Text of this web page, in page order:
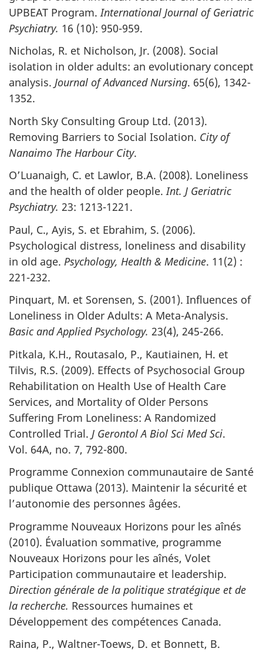
UPBEAT Program. International Journal of Geriatric
Psychiatry. 16 (10): 950-959.
Nicholas, R. et Nicholson, Jr. (2008). Social
isolation in older adults: an evolutionary concept
analysis. Journal of Advanced Nursing. 65(6), 1342-
1352.
North Sky Consulting Group Ltd. (2013).
Removing Barriers to Social Isolation. City of
Nanaimo The Harbour City.
O’Luanaigh, C. et Lawlor, B.A. (2008). Loneliness
and the health of older people.Int. J Geriatric
Psychiatry. 23: 1213-1221.
Paul, C., Ayis, S. et Ebrahim, S. (2006).
Psychological distress, loneliness and disability
in old age. Psychology, Health & Medicine. 11(2) :
221-232.
Pinquart, M. et Sorensen, S. (2001). Influences of
Loneliness in Older Adults: A Meta-Analysis.
Basic and Applied Psychology. 23(4), 245-266.
Pitkala, K.H., Routasalo, P., Kautiainen, H. et
Tilvis, R.S. (2009). Effects of Psychosocial Group
Rehabilitation on Health Use of Health Care
Services, and Mortality of Older Persons
Suffering From Loneliness: A Randomized
Controlled Trial. J Gerontol A Biol Sci Med Sci.
Vol. 64A, no. 7, 792-800.
Programme Connexion communautaire de Santé
publique Ottawa (2013). Maintenir la sécurité et
l’autonomie des personnes âgées.
Programme Nouveaux Horizons pour les aînés
(2010). Évaluation sommative, programme
Nouveaux Horizons pour les aînés, Volet
Participation communautaire et leadership.
Direction générale de la politique stratégique et de
la recherche. Ressources humaines et
Développement des compétences Canada.
Raina, P., Waltner-Toews, D. et Bonnett, B.